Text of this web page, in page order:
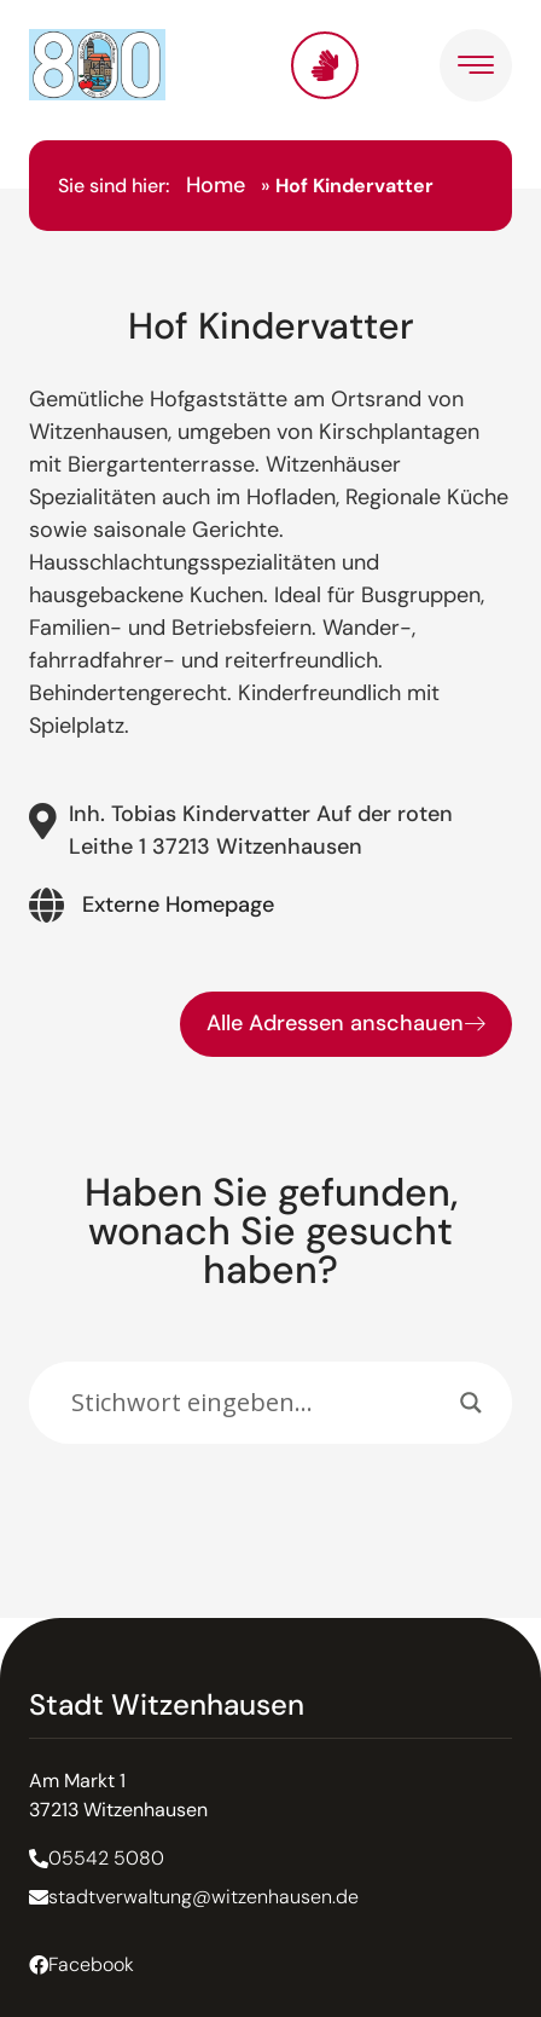
Sie sind hier: Home » Hof Kindervatter
Hof Kindervatter
Gemütliche Hofgaststätte am Ortsrand von
Witzenhausen, umgeben von Kirschplantagen
mit Biergartenterrasse. Witzenhäuser
Spezialitäten auch im Hofladen, Regionale Küche
sowie saisonale Gerichte.
Hausschlachtungsspezialitäten und
hausgebackene Kuchen. Ideal für Busgruppen,
Familien- und Betriebsfeiern. Wander-,
fahrradfahrer- und reiterfreundlich.
Behindertengerecht. Kinderfreundlich mit
Spielplatz.
Inh. Tobias Kindervatter Auf der roten
Leithe 1 37213 Witzenhausen
Externe Homepage
Alle Adressen anschauen
Haben Sie gefunden,
wonach Sie gesucht
haben?
Stadt Witzenhausen
Am Markt 1
37213 Witzenhausen
05542 5080
stadtverwaltung@witzenhausen.de
Facebook